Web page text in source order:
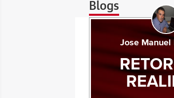
Blogs
Jose Manuel